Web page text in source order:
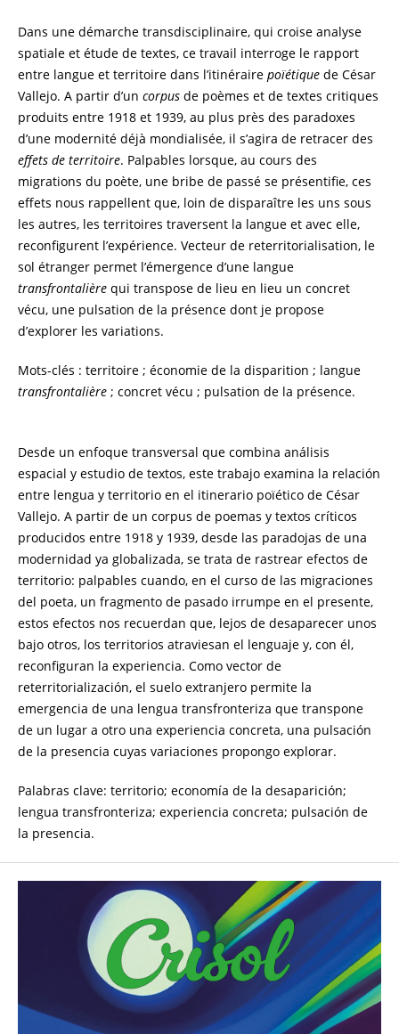
Dans une démarche transdisciplinaire, qui croise analyse
spatiale et étude de textes, ce travail interroge le rapport
entre langue et territoire dans l’itinéraire poïétiquede César
Vallejo. A partir d’un corpusde poèmes et de textes critiques
produits entre 1918 et 1939, au plus près des paradoxes
d’une modernité déjà mondialisée, il s’agira de retracer des
effets de territoire. Palpables lorsque, au cours des
migrations du poète, une bribe de passé se présentifie, ces
effets nous rappellent que, loin de disparaître les uns sous
les autres, les territoires traversent la langue et avec elle,
reconfigurent l’expérience. Vecteur de reterritorialisation, le
sol étranger permet l’émergence d’une langue
transfrontalièrequi transpose de lieu en lieu un concret
vécu, une pulsation de la présence dont je propose
d’explorer les variations.
Mots-clés : territoire ; économie de la disparition ; langue
transfrontalière ; concret vécu ; pulsation de la présence.
Desde un enfoque transversal que combina análisis
espacial y estudio de textos, este trabajo examina la relación
entre lengua y territorio en el itinerario poïético de César
Vallejo. A partir de un corpus de poemas y textos críticos
producidos entre 1918 y 1939, desde las paradojas de una
modernidad ya globalizada, se trata de rastrear efectos de
territorio: palpables cuando, en el curso de las migraciones
del poeta, un fragmento de pasado irrumpe en el presente,
estos efectos nos recuerdan que, lejos de desaparecer unos
bajo otros, los territorios atraviesan el lenguaje y, con él,
reconfiguran la experiencia. Como vector de
reterritorialización, el suelo extranjero permite la
emergencia de una lengua transfronteriza que transpone
de un lugar a otro una experiencia concreta, una pulsación
de la presencia cuyas variaciones propongo explorar.
Palabras clave: territorio; economía de la desaparición;
lengua transfronteriza; experiencia concreta; pulsación de
la presencia.